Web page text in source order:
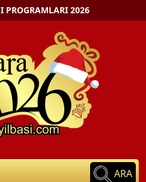
PROGRAMLARI 2026
ARA